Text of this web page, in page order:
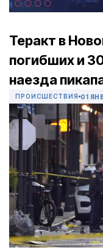
Теракт в
погибших и
наезда
ПРОИСШЕСТВИЯ 01